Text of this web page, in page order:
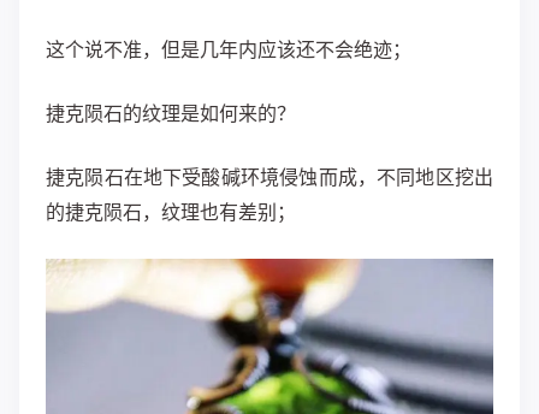
这个说不准，但是几年内应该还不会绝迹；
捷克陨石的纹理是如何来的？
捷克陨石在地下受酸碱环境侵蚀而成，不同地区挖出
的捷克陨石，纹理也有差别；